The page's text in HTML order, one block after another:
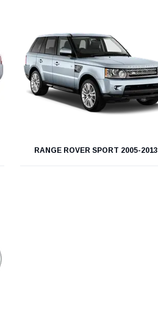
RANGE ROVER SPORT 2005-2013